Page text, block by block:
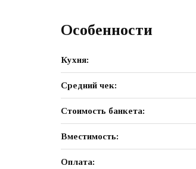
Особенности
Кухня:
Средний чек:
Стоимость банкета:
Вместимость:
Оплата: